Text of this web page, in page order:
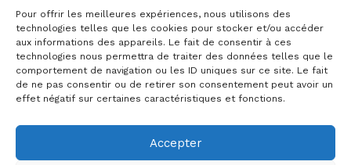
Pour offrir les meilleures expériences, nous utilisons des
technologies telles que les cookies pour stocker et/ou accéder
aux informations des appareils. Le fait de consentir à ces
technologies nous permettra de traiter des données telles que le
comportement de navigation ou les ID uniques sur ce site. Le fait
de ne pas consentir ou de retirer son consentement peut avoir un
effet négatif sur certaines caractéristiques et fonctions.
Accepter
Blog
Mentions légales
Politique de confidentialité